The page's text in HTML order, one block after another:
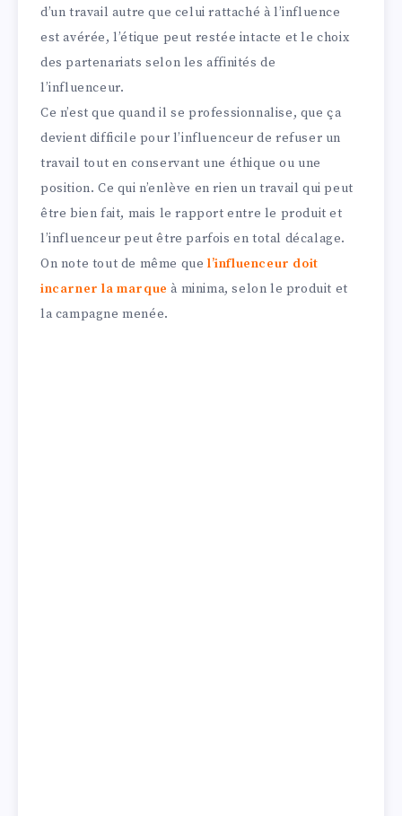
d’un travail autre que celui rattaché à l’influence
est avérée, l’étique peut restée intacte et le choix
des partenariats selon les affinités de
l’influenceur.
Ce n’est que quand il se professionnalise, que ça
devient difficile pour l’influenceur de refuser un
travail tout en conservant une éthique ou une
position. Ce qui n’enlève en rien un travail qui peut
être bien fait, mais le rapport entre le produit et
l’influenceur peut être parfois en total décalage.
On note tout de même quel’influenceur doit
incarner la marque à minima, selon le produit et
la campagne menée.